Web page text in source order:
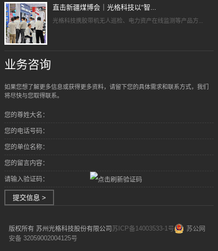
直击新疆煤博会｜光格科技以“智...
光格科技携胶带机无人巡检、电力资产在线监测等产品方...
业务咨询
如果您想了解更多信息或获得更多资料，请留下您的具体需求和联系方式，我们
将尽快与您取得联系。
您的尊姓大名：
您的电话号码：
您的单位名称：
您的留言内容：
请输入验证码：
提交信息 >
版权所有 苏州光格科技股份有限公司苏ICP备14003533-1号
苏公网
安备 32059002004125号